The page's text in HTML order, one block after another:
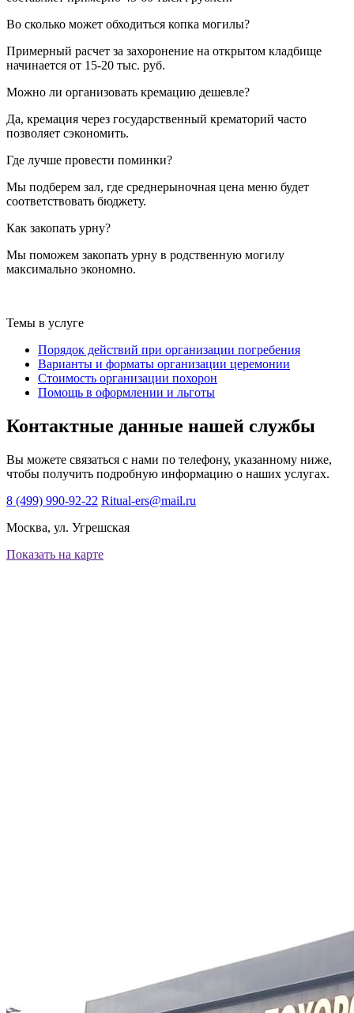
Во сколько может обходиться копка могилы?
Примерный расчет за захоронение на открытом кладбище
начинается от 15-20 тыс. руб.
Можно ли организовать кремацию дешевле?
Да, кремация через государственный крематорий часто
позволяет сэкономить.
Где лучше провести поминки?
Мы подберем зал, где среднерыночная цена меню будет
соответствовать бюджету.
Как закопать урну?
Мы поможем закопать урну в родственную могилу
максимально экономно.
Темы в услуге
Порядок действий при организации погребения
Варианты и форматы организации церемонии
Стоимость организации похорон
Помощь в оформлении и льготы
Контактные данные нашей службы
Вы можете связаться с нами по телефону, указанному ниже,
чтобы получить подробную информацию о наших услугах.
8 (499) 990-92-22 Ritual-ers@mail.ru
Москва, ул. Угрешская
Показать на карте